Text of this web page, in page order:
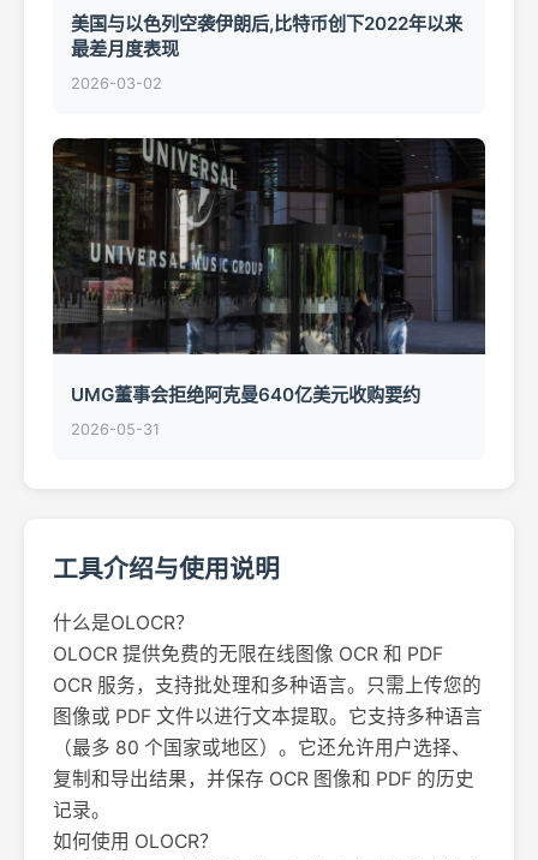
美国与以色列空袭伊朗后,比特币创下2022年以来
最差月度表现
2026-03-02
UMG董事会拒绝阿克曼640亿美元收购要约
2026-05-31
工具介绍与使用说明
什么是OLOCR？
OLOCR 提供免费的无限在线图像 OCR 和 PDF
OCR 服务，支持批处理和多种语言。只需上传您的
图像或 PDF 文件以进行文本提取。它支持多种语言
（最多 80 个国家或地区）。它还允许用户选择、
复制和导出结果，并保存 OCR 图像和 PDF 的历史
记录。
如何使用 OLOCR？